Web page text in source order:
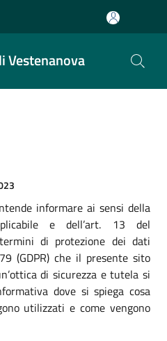
Vestenanova
informare ai sensi della
e dell’art. 13 del
di protezione dei dati
(GDPR) che il presente sito
di sicurezza e tutela si
dove si spiega cosa
utilizzati e come vengono